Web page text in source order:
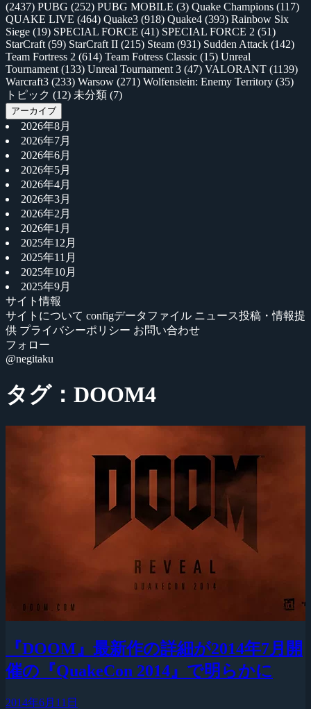
(2437) PUBG (252) PUBG MOBILE (3) Quake Champions (117)
QUAKE LIVE (464) Quake3 (918) Quake4 (393) Rainbow Six
Siege (19) SPECIAL FORCE (41) SPECIAL FORCE 2 (51)
StarCraft (59) StarCraft II (215) Steam (931) Sudden Attack (142)
Team Fortress 2 (614) Team Fotress Classic (15) Unreal
Tournament (133) Unreal Tournament 3 (47) VALORANT (1139)
Warcraft3 (233) Warsow (271) Wolfenstein: Enemy Territory (35)
トピック (12) 未分類 (7)
アーカイブ
2026年8月
2026年7月
2026年6月
2026年5月
2026年4月
2026年3月
2026年2月
2026年1月
2025年12月
2025年11月
2025年10月
2025年9月
サイト情報
サイトについて configデータファイル ニュース投稿・情報提
供 プライバシーポリシー お問い合わせ
フォロー
@negitaku
タグ：DOOM4
『DOOM』最新作の詳細が2014年7月開
催の『QuakeCon 2014』で明らかに
2014年6月11日